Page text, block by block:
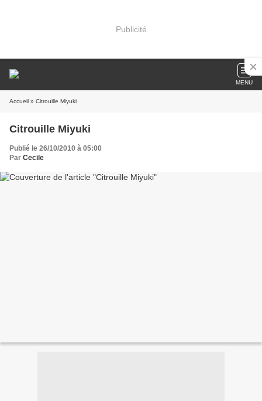
Publicité
MENU
Accueil » Citrouille Miyuki
Citrouille Miyuki
Publié le 26/10/2010 à 05:00
Par Cecile